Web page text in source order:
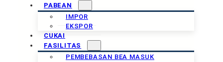
PABEAN
IMPOR
EKSPOR
CUKAI
FASILITAS
PEMBEBASAN BEA MASUK